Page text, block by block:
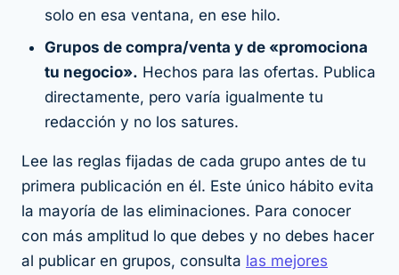
solo en esa ventana, en ese hilo.
Grupos de compra/venta y de «promociona
tu negocio». Hechos para las ofertas. Publica
directamente, pero varía igualmente tu
redacción y no los satures.
Lee las reglas fijadas de cada grupo antes de tu
primera publicación en él. Este único hábito evita
la mayoría de las eliminaciones. Para conocer
con más amplitud lo que debes y no debes hacer
al publicar en grupos, consulta las mejores